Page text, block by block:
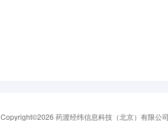
Copyright©2026 药渡经纬信息科技（北京）有限公